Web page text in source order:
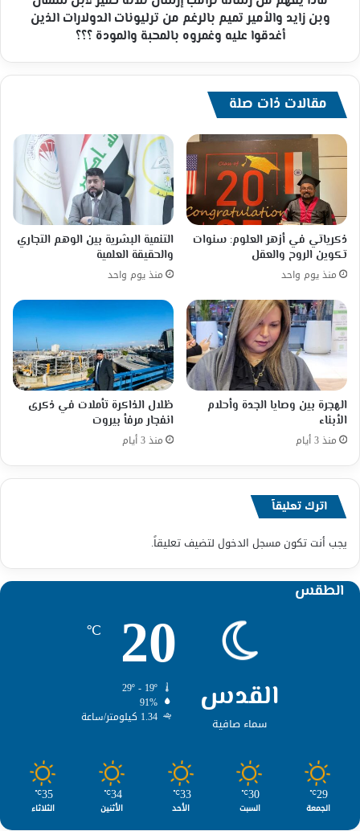
تميم
من
ترليونات
الدولارات
الذين
أغدقوا
وغمروه
بالمحبة
والمودة
؟؟؟
وبن زايد والأمير تميم بالرغم من ترليونات الدولارات الذين
أغدقوا عليه وغمروه بالمحبة والمودة ؟؟؟
مقالات ذات صلة
ذكرياتي في أزهر العلوم: سنوات
تكوين الروح والعقل
منذ يوم واحد
التنمية البشرية بين الوهم التجاري
والحقيقة العلمية
منذ يوم واحد
الهجرة بين وصايا الجدة وأحلام
الأبناء
منذ 3 أيام
ظلال الذاكرة تأملات في ذكرى
انفجار مرفأ بيروت
منذ 3 أيام
اترك تعليقاً
يجب أنت تكونمسجل الدخول لتضيف تعليقاً.
الطقس
القدس
سماء صافية
20
℃
91%
1.34 كيلومتر/ساعة
29
℃
الجمعة
30
℃
السبت
33
℃
الأحد
34
℃
الأثنين
35
℃
الثلاثاء